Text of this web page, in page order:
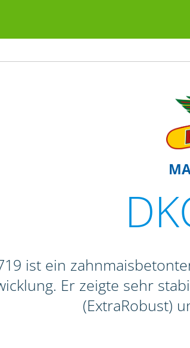
ist ein
Er zeigte sehr
(ExtraRobust)